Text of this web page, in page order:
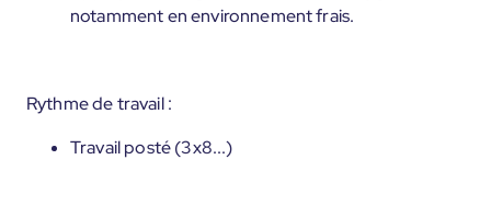
notamment en environnement frais.
Rythme de travail :
Travail posté (3x8...)